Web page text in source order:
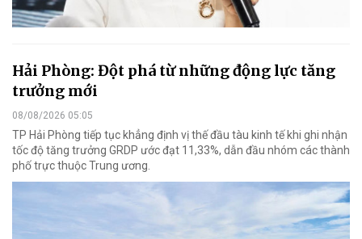
Hải Phòng: Đột phá từ những động lực tăng
trưởng mới
08/08/2026 05:05
TP Hải Phòng tiếp tục khẳng định vị thế đầu tàu kinh tế khi ghi nhận
tốc độ tăng trưởng GRDP ước đạt 11,33%, dẫn đầu nhóm các thành
phố trực thuộc Trung ương.